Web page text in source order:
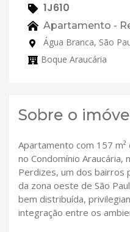
1J610
Apartamento -
Água Branca, São
Boque Araucária
Sobre o
Apartamento com 157
no Condomínio Araucária,
Perdizes, um dos bairros
da zona oeste de São
bem distribuída,
integração entre os